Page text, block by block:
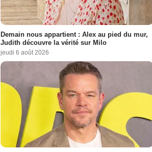
Demain nous appartient : Alex au pied du mur,
Judith découvre la vérité sur Milo
jeudi 6 août 2026